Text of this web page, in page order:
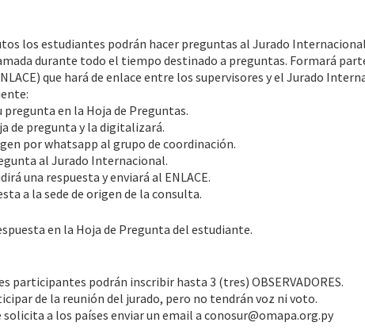
los estudiantes podrán hacer preguntas al Jurado
durante todo el tiempo destinado a preguntas. Formará
que hará de enlace entre los supervisores y el Jurado
en la Hoja de Preguntas.
de pregunta y la digitalizará.
por whatsapp al grupo de coordinación.
al Jurado Internacional.
una respuesta y enviará al ENLACE.
a la sede de origen de la consulta.
en la Hoja de Pregunta del estudiante.
participantes podrán inscribir hasta 3 (tres) OBSERVADORES.
de la reunión del jurado, pero no tendrán voz ni voto.
a los países enviar un email a conosur@omapa.org.py